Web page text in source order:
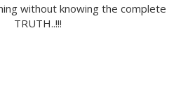
without knowing the complete
TRUTH..!!!